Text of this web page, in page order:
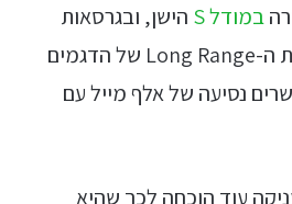
במודל S
הישן, ובגרסאות
הביצועים על פני גרסאות ה-Long Range של הדגמים
נסיעה של אלף מייל עם
עוד הוכחה לכך שהיא